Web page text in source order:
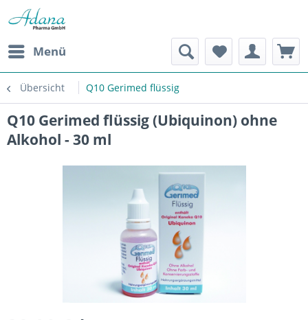
Menü
Übersicht Q10 Gerimed flüssig
Q10 Gerimed flüssig (Ubiquinon) ohne
Alkohol - 30 ml